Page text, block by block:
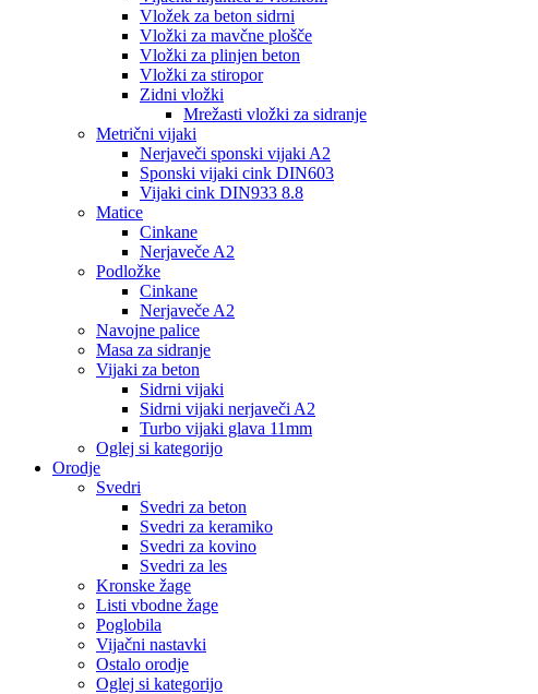
Vložek za beton sidrni
Vložki za mavčne plošče
Vložki za plinjen beton
Vložki za stiropor
Zidni vložki
Mrežasti vložki za sidranje
Metrični vijaki
Nerjaveči sponski vijaki A2
Sponski vijaki cink DIN603
Vijaki cink DIN933 8.8
Matice
Cinkane
Nerjaveče A2
Podložke
Cinkane
Nerjaveče A2
Navojne palice
Masa za sidranje
Vijaki za beton
Sidrni vijaki
Sidrni vijaki nerjaveči A2
Turbo vijaki glava 11mm
Oglej si kategorijo
Orodje
Svedri
Svedri za beton
Svedri za keramiko
Svedri za kovino
Svedri za les
Kronske žage
Listi vbodne žage
Poglobila
Vijačni nastavki
Ostalo orodje
Oglej si kategorijo